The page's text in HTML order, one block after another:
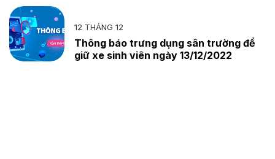
12 THÁNG 12
Thông báo trưng dụng sân trường để
giữ xe sinh viên ngày 13/12/2022